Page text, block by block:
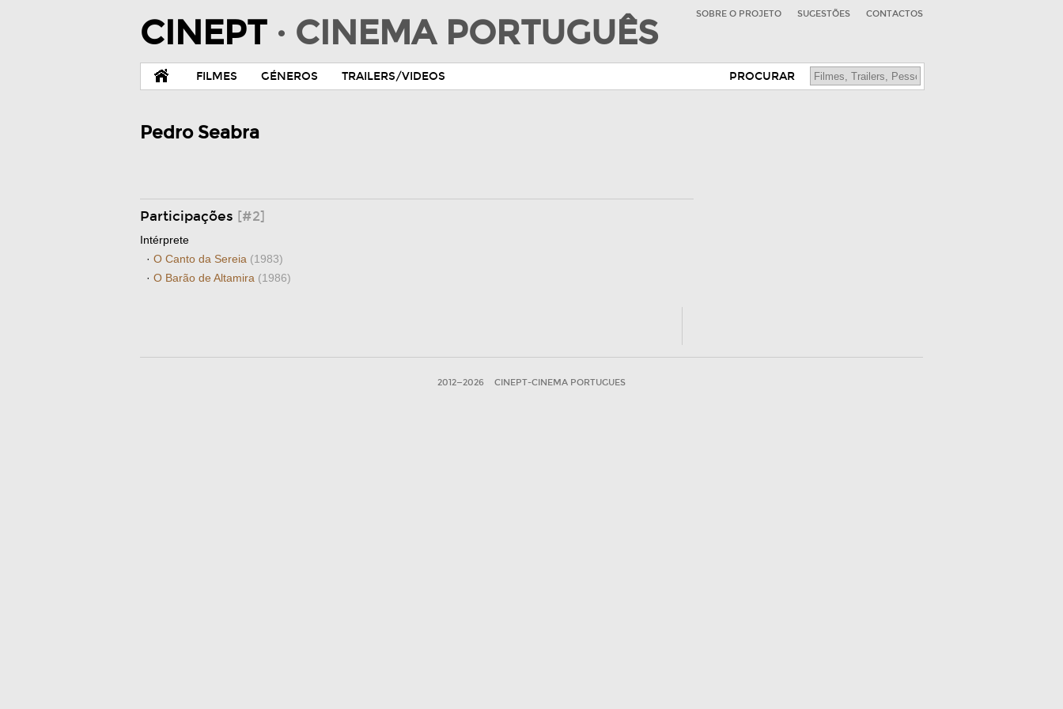
CINEPT · CINEMA PORTUGUÊS SOBRE O PROJETO SUGESTÕES CONTACTOS
FILMES GÉNEROS TRAILERS/VIDEOS PROCURAR
Pedro Seabra
Participações [#2]
Intérprete
· O Canto da Sereia (1983)
· O Barão de Altamira (1986)
2012—2026 CINEPT-CINEMA PORTUGUES